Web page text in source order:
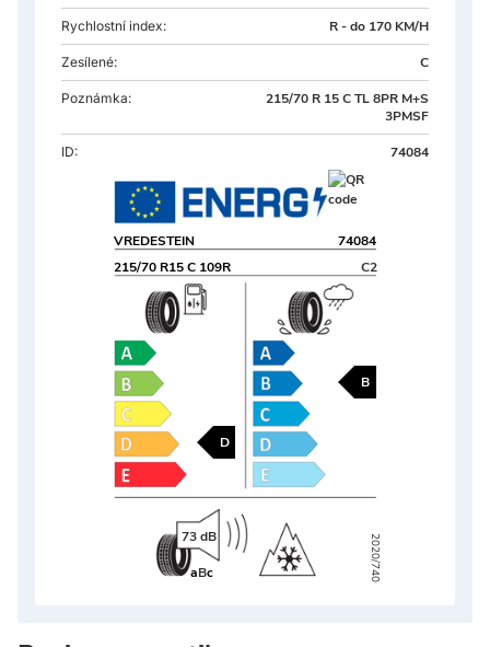
Rychlostní index: R - do 170 KM/H
Zesílené: C
Poznámka:
215/70 R 15 C TL 8PR M+S
3PMSF
ID: 74084
215/70 R15 C 109R
VREDESTEIN 74084
D
B
73 dB
C2
2020/740
aBc